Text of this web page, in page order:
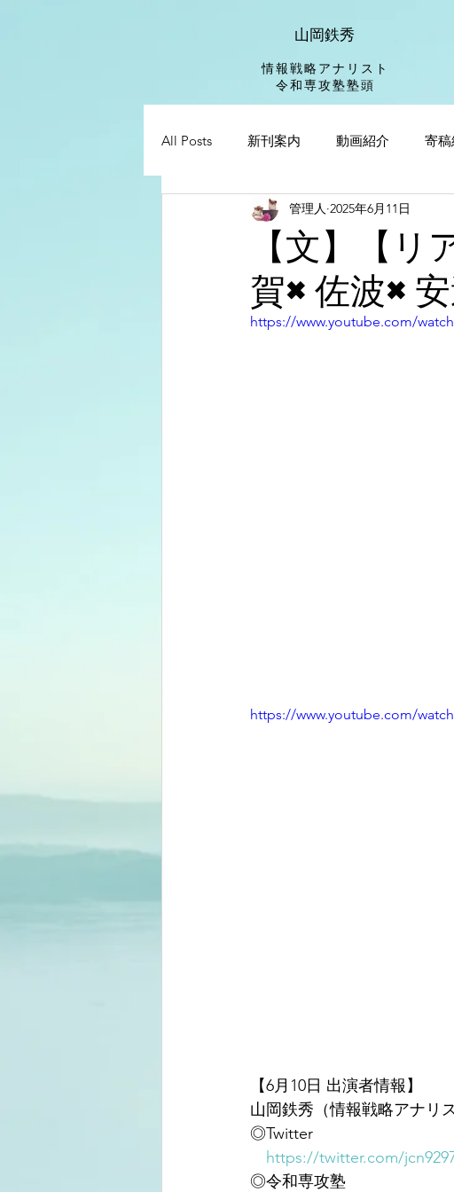
山岡鉄秀
情報戦略アナリスト
​令和専攻塾塾頭
All Posts 新刊案内 動画紹介 寄
【文】【
賀×佐波×
管理人 2025年6月11日
https://www.youtube.com/
https://www.youtube.com/
【6月10日 出演者情報】
山岡鉄秀（情報戦略アナリ
◎Twitter
https://twitter.com/
◎令和専攻塾